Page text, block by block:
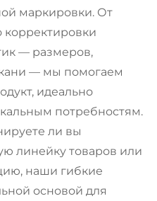
маркировки. От
корректировки
— размеров,
— мы помогаем
идеально
потребностям.
ли вы
линейку товаров или
наши гибкие
основой для